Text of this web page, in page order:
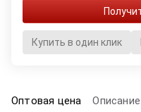
Купить в один клик
Оптовая цена Описание